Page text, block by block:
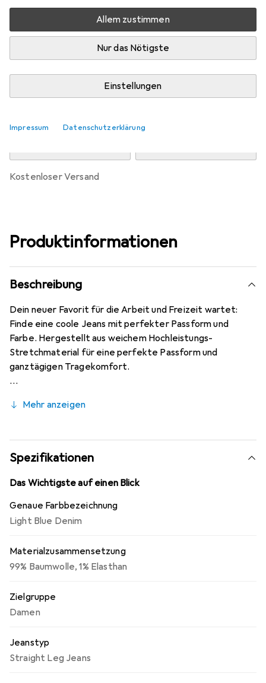
Allem zustimmen
Nur das Nötigste
Einstellungen
Impressum Datenschutzerklärung
Zwischen Do, 13.8. und Mo, 17.8. geliefert
Nur 2 Stück an Lager beim Drittanbieter
Lieferort angeben für genaue Lieferzeit
FR
kostenloser Versand
Produktinformationen
Beschreibung
Dein neuer Favorit für die Arbeit und Freizeit wartet:
Finde eine coole Jeans mit perfekter Passform und
Farbe. Hergestellt aus weichem Hochleistungs-
Stretchmaterial für eine perfekte Passform und
ganztägigen Tragekomfort.
Mehr anzeigen
Spezifikationen
Das Wichtigste auf einen Blick
Genaue Farbbezeichnung
Light Blue Denim
Materialzusammensetzung
99% Baumwolle, 1% Elasthan
Zielgruppe
Damen
Jeanstyp
Straight Leg Jeans